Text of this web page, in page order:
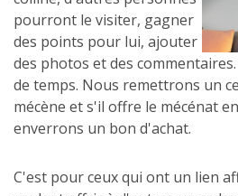
pourront le visiter, gagner
des points pour lui, ajouter
des photos et des
de temps. Nous remettrons un
mécène et s'il offre le mécénat
enverrons un bon d'achat.
C'est pour ceux qui ont un lien